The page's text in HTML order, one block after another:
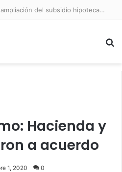
Diputado Sabat celebra ampliación del subsidio hipotecario con viviendas de hasta 6.000 UF
Hacienda y
a acuerdo
1, 2020 0